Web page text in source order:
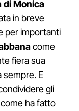
di Monica
in breve
per importanti
come
fiera sua
sempre. E
gli
ha fatto